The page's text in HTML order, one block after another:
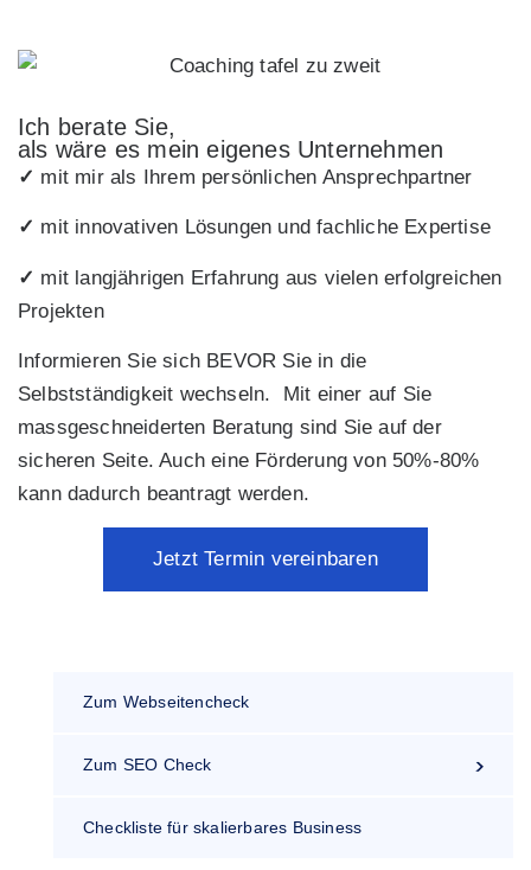
Ich berate Sie,
als wäre es mein eigenes Unternehmen
✓ mit mir als Ihrem persönlichen Ansprechpartner
✓ mit innovativen Lösungen und fachliche Expertise
✓ mit langjährigen Erfahrung aus vielen erfolgreichen
Projekten
Informieren Sie sich BEVOR Sie in die
Selbstständigkeit wechseln. Mit einer auf Sie
massgeschneiderten Beratung sind Sie auf der
sicheren Seite. Auch eine Förderung von 50%-80%
kann dadurch beantragt werden.
Jetzt Termin vereinbaren
Zum Webseitencheck
Zum SEO Check
Checkliste für skalierbares Business